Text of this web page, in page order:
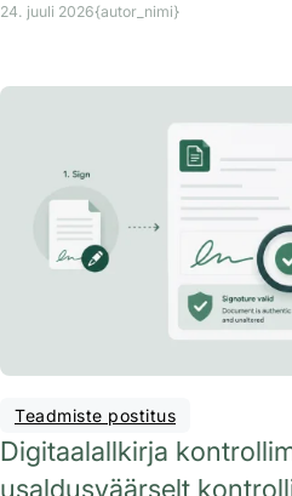
24. juuli 2026{autor_nimi}
Teadmiste postitus
Digitaalallkirja
usaldusväärselt